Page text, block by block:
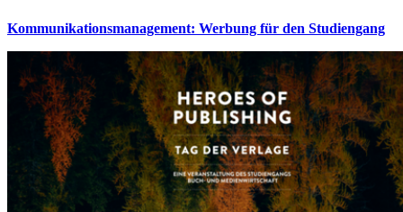
Kommunikationsmanagement: Werbung für den Studiengang